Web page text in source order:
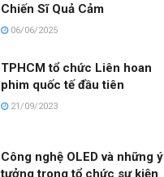
Chiến Sĩ Quả Cảm
06/06/2025
TPHCM tổ chức Liên hoan
phim quốc tế đầu tiên
21/09/2023
Công nghệ OLED và những ý